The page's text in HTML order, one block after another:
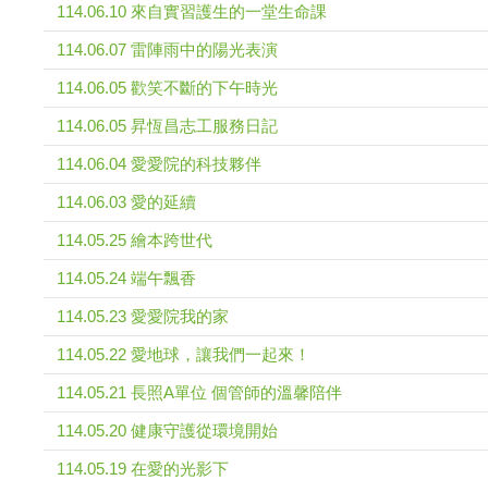
114.06.10 來自實習護生的一堂生命課
114.06.07 雷陣雨中的陽光表演
114.06.05 歡笑不斷的下午時光
114.06.05 昇恆昌志工服務日記
114.06.04 愛愛院的科技夥伴
114.06.03 愛的延續
114.05.25 繪本跨世代
114.05.24 端午飄香
114.05.23 愛愛院我的家
114.05.22 愛地球，讓我們一起來！
114.05.21 長照A單位 個管師的溫馨陪伴
114.05.20 健康守護從環境開始
114.05.19 在愛的光影下